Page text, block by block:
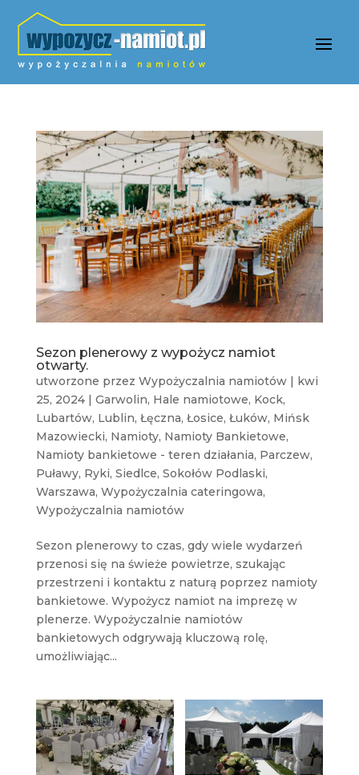
Sezon plenerowy z wypożycz namiot
otwarty.
utworzone przez Wypożyczalnia namiotów| kwi
25, 2024| Garwolin, Hale namiotowe, Kock,
Lubartów, Lublin, Łęczna, Łosice, Łuków, Mińsk
Mazowiecki, Namioty, Namioty Bankietowe,
Namioty bankietowe - teren działania, Parczew,
Puławy, Ryki, Siedlce, Sokołów Podlaski,
Warszawa, Wypożyczalnia cateringowa,
Wypożyczalnia namiotów
Sezon plenerowy to czas, gdy wiele wydarzeń
przenosi się na świeże powietrze, szukając
przestrzeni i kontaktu z naturą poprzez namioty
bankietowe. Wypożycz namiot na imprezę w
plenerze. Wypożyczalnie namiotów
bankietowych odgrywają kluczową rolę,
umożliwiając...